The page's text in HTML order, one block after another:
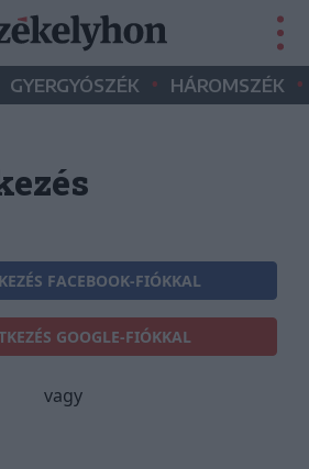
GYERGYÓSZÉK • HÁROMSZÉK •
FACEBOOK-FIÓKKAL
GOOGLE-FIÓKKAL
vagy